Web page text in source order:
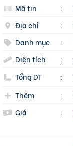
Mã tin :
Địa chỉ
:
Danh mục
:
Diện tích
:
Tổng DT
:
Thêm :
Giá
: